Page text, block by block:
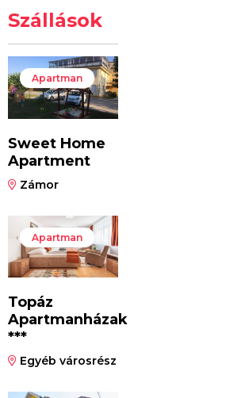
Szállások
Apartman
Sweet Home
Apartment
Zámor
Apartman
Topáz
Apartmanházak
***
Egyéb városrész